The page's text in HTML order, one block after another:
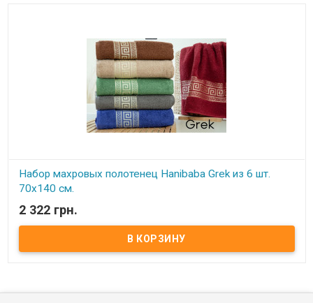
Набор махровых полотенец Hanibaba Grek из 6 шт.
70х140 см.
В наличии
Набор махровых полотенец Hanibaba Grek из 6 штук. Размер:
70x140 см. Состав: 100% хлопок. Плотность: 520 г/м2
Количество:6 штук в упаковке. Производитель: Турция. Торговая
2 322 грн.